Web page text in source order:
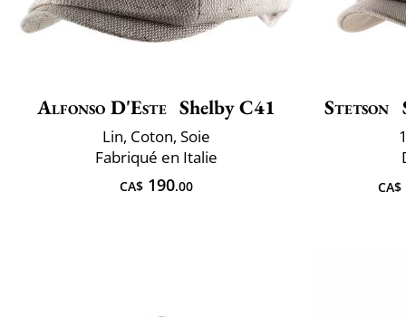
Alfonso D'Este Shelby C41
Lin, Coton, Soie
Fabriqué en Italie
CA$ 190.00
Stetson
CA$